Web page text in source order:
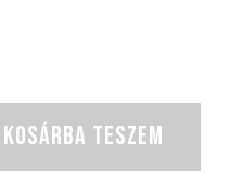
KOSÁRBA TESZEM